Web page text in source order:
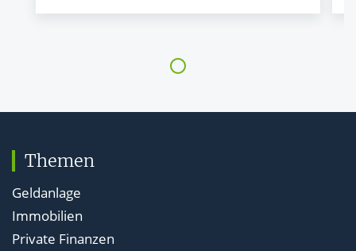
Themen
Geldanlage
Immobilien
Private Finanzen